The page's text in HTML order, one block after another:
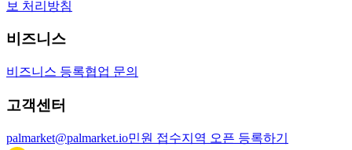
보 처리방침
비즈니스
비즈니스 등록협업 문의
고객센터
palmarket@palmarket.io민원 접수지역 오픈 등록하기